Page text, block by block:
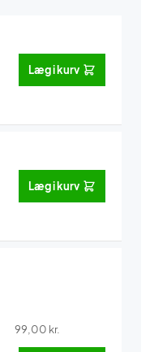
Læg i kurv
Læg i kurv
99,00 kr.